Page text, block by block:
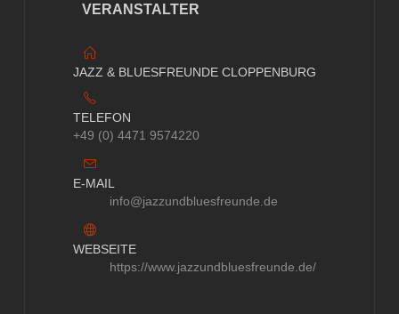
VERANSTALTER
JAZZ & BLUESFREUNDE CLOPPENBURG
TELEFON
+49 (0) 4471 9574220
E-MAIL
info@jazzundbluesfreunde.de
WEBSEITE
https://www.jazzundbluesfreunde.de/